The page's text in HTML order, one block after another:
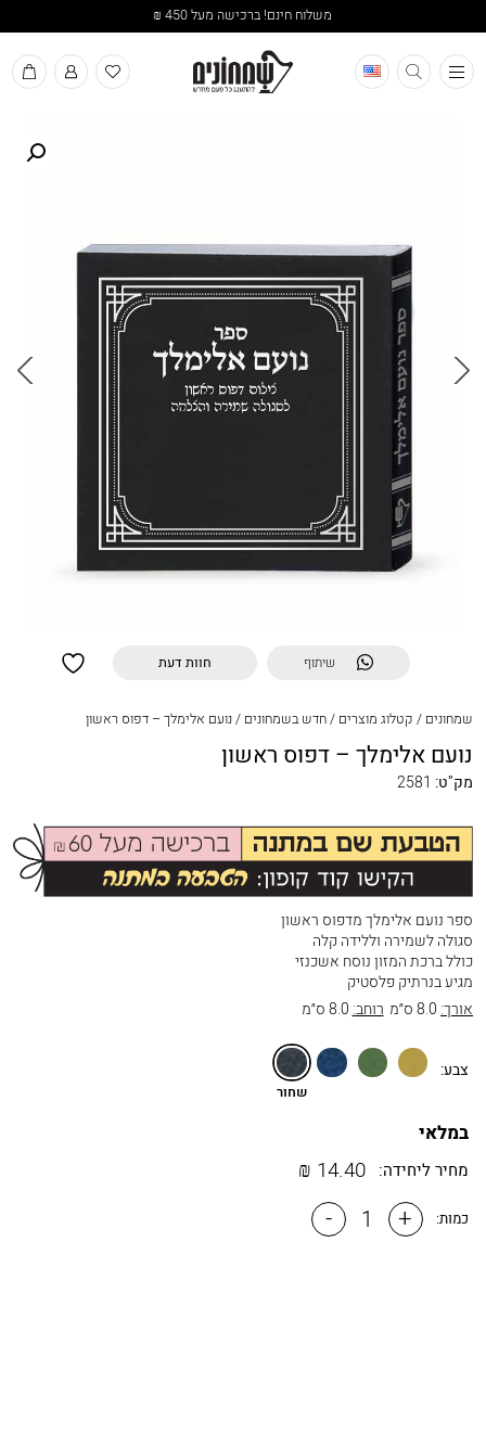
משלוח חינם! ברכישה מעל 450 ₪
תפריט
שיתוף חוות דעת
שמחונים / קטלוג מוצרים /חדש בשמחונים /נועם אלימלך – דפוס ראשון
נועם אלימלך – דפוס ראשון
מק"ט: 2581
ספר נועם אלימלך מדפוס ראשון
סגולה לשמירה וללידה קלה
כולל ברכת המזון נוסח אשכנזי
מגיע בנרתיק פלסטיק
אורך: 8.0 ס״מ רוחב: 8.0 ס״מ
צבע:
זהב ירוק2 כחול שחור
שחור
במלאי
מחיר ליחידה: 14.40
₪
כמות: +
-